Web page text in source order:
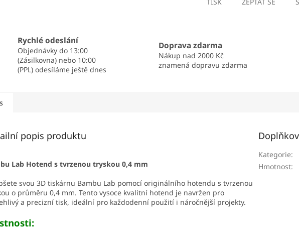
Rychlé odeslání
Objednávky do 13:00
(Zásilkovna) nebo 10:00
(PPL) odesíláme ještě dnes
Doprava zdarma
Nákup nad 2000 Kč
znamená dopravu zdarma
popis produktu
Lab Hotend s tvrzenou tryskou 0,4 mm
svou 3D tiskárnu Bambu Lab pomocí originálního hotendu s tvrzenou
o průměru 0,4 mm. Tento vysoce kvalitní hotend je navržen pro
a precizní tisk, ideální pro každodenní použití i náročnější projekty.
Kategorie:
Hmotnost: